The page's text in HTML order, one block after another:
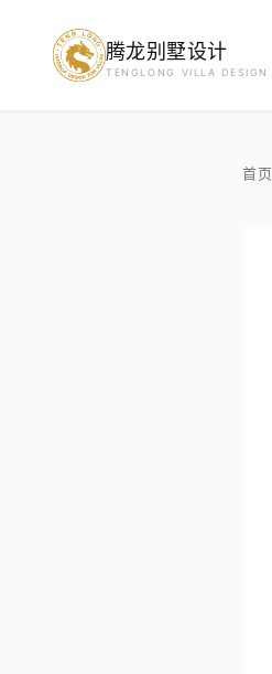
腾龙别墅设计
TENGLONG VILLA DESIGN
首页
预约设计咨询